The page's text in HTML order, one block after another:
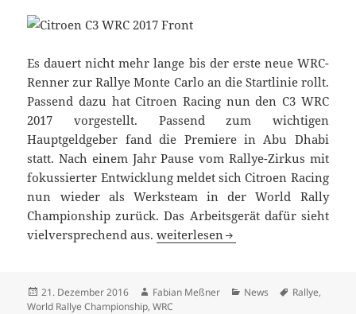
Es dauert nicht mehr lange bis der erste neue WRC-
Renner zur Rallye Monte Carlo an die Startlinie rollt.
Passend dazu hat Citroen Racing nun den C3 WRC
2017 vorgestellt. Passend zum wichtigen
Hauptgeldgeber fand die Premiere in Abu Dhabi
statt. Nach einem Jahr Pause vom Rallye-Zirkus mit
fokussierter Entwicklung meldet sich Citroen Racing
nun wieder als Werksteam in der World Rally
Championship zurück. Das Arbeitsgerät dafür sieht
vielversprechend aus.Citroen Racing enthüllt C3 WRC
weiterlesen
Veröffentlicht
am
21. Dezember 2016 Autor
Fabian Meßner Kategorien
News Schlagwörter
Rallye,
World Rallye Championship,WRC